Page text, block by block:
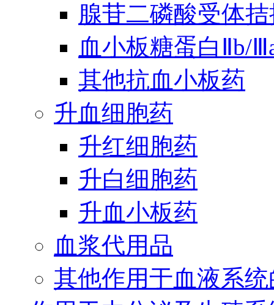
腺苷二磷酸受体
血小板糖蛋白Ⅱb/
其他抗血小板药
升血细胞药
升红细胞药
升白细胞药
升血小板药
血浆代用品
其他作用于血液系